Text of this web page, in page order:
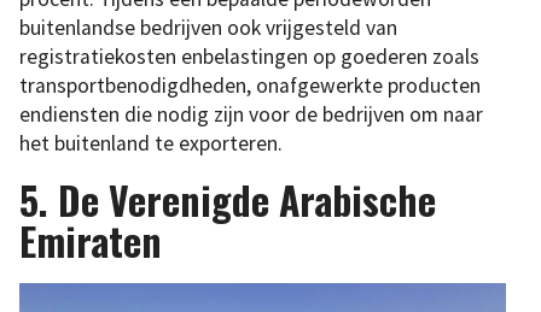
buitenlandse bedrijven ook vrijgesteld van
registratiekosten enbelastingen op goederen zoals
transportbenodigdheden, onafgewerkte producten
endiensten die nodig zijn voor de bedrijven om naar
het buitenland te exporteren.
5. De Verenigde Arabische
Emiraten